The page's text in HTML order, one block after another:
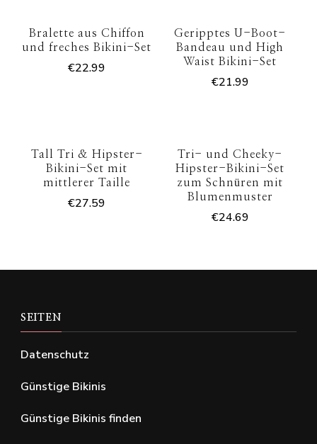
Bralette aus Chiffon
und freches Bikini-Set
€22.99
Geripptes U-Boot-
Bandeau und High
Waist Bikini-Set
€21.99
Tall Tri & Hipster-
Bikini-Set mit
mittlerer Taille
€27.59
Tri- und Cheeky-
Hipster-Bikini-Set
zum Schnüren mit
Blumenmuster
€24.69
SEITEN
Datenschutz
Günstige Bikinis
Günstige Bikinis finden